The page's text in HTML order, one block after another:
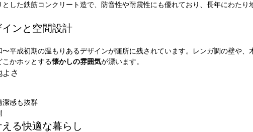
した鉄筋コンクリート造で、防音性や耐震性にも優れており、長年にわたり
ンと空間設計
平成初期の温もりあるデザインが随所に残されています。レンガ調の壁や、
こかホッとする懐かしの雰囲気が漂います。
さ
潔感も抜群
る快適な暮らし